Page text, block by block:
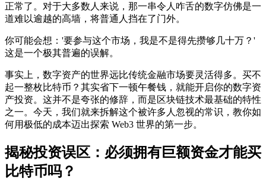
正常了。对于大多数人来说，那一串令人咋舌的数字仿佛是一
道难以逾越的高墙，将普通人挡在了门外。
你可能会想：'要参与这个市场，我是不是得先攒够几十万？'
这是一个极其普遍的误解。
事实上，数字资产的世界远比传统金融市场要灵活得多。 买不
起一整枚比特币？其实省下一顿午餐钱，就能开启你的数字资
产投资。这并不是夸张的修辞，而是区块链技术最基础的特性
之一。今天，我们就来拆解这个被许多人忽视的常识，教你如
何用极低的成本迈出探索 Web3 世界的第一步。
揭秘投资误区：必须拥有巨额资金才能买
比特币吗？